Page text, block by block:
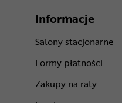
Informacje
Salony stacjonarne
Formy płatności
Zakupy na raty